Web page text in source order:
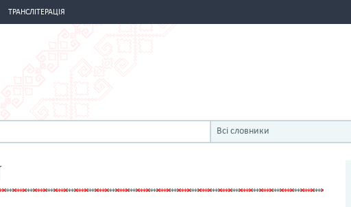
ТРАНСЛІТЕРАЦІЯ
Всі словники